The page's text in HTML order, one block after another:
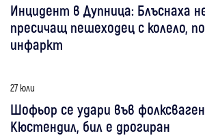
Инцидент в Дупница: Блъснаха
пресичащ пешеходец с колело,
инфаркт
27 юли
Шофьор се удари във
Кюстендил, бил е дрогиран